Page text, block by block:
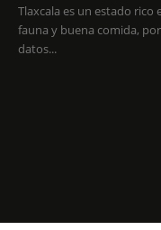
Tlaxcala es un estado
fauna y buena comida,
datos...